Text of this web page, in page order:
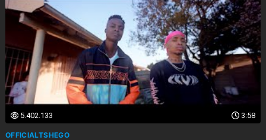
3:58
5.402.133
OFFICIALTSHEGO